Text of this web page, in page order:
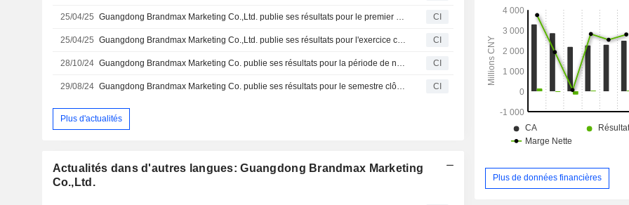
25/04/25 Guangdong Brandmax Marketing Co.,Ltd. publie ses résultats pour le premier trimestre clos le 31 mars 2025 CI
25/04/25 Guangdong Brandmax Marketing Co.,Ltd. publie ses résultats pour l'exercice clos le 31 décembre 2024 CI
28/10/24 Guangdong Brandmax Marketing Co. publie ses résultats pour la période de neuf mois se terminant le 30 septembre 2024 CI
29/08/24 Guangdong Brandmax Marketing Co. publie ses résultats pour le semestre clôturé le 30 juin 2024 CI
Plus d'actualités
Actualités dans d'autres langues: Guangdong Brandmax Marketing
Co.,Ltd.
Plus de données financières